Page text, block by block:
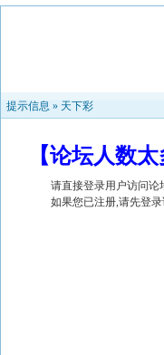
提示信息 » 天下彩
【论坛人数
请直接登录用户访问论
如果您已注册,请先登